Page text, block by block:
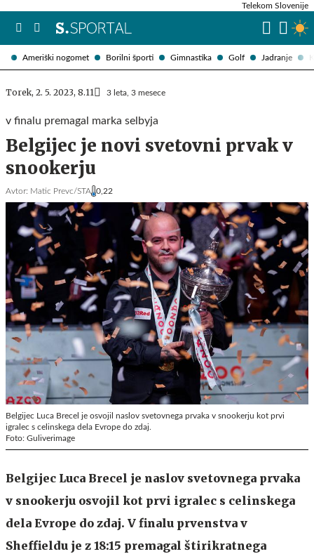
Ameriški nogomet Borilni športi Gimnastika Golf Jadranje
Telekom Slovenije
Torek, 2. 5. 2023, 8.11 3 leta, 3 mesece
v finalu premagal marka selbyja
Belgijec je novi svetovni prvak v
snookerju
Avtor: Matic Prevc/STA 0,22
Belgijec Luca Brecel je osvojil naslov svetovnega prvaka v snookerju kot prvi
igralec s celinskega dela Evrope do zdaj.
Foto: Guliverimage
Belgijec Luca Brecel je naslov svetovnega prvaka
v snookerju osvojil kot prvi igralec s celinskega
dela Evrope do zdaj. V finalu prvenstva v
Sheffieldu je z 18:15 premagal štirikratnega